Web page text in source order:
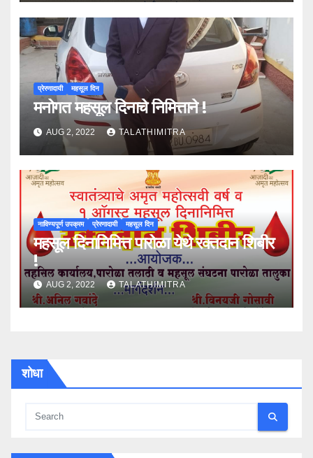
प्रेरणादायी महसूल दिन
मनोगत महसूल दिनाचे निमित्ताने !
AUG 2, 2022 TALATHIMITRA
नाविण्यपूर्ण उपक्रम प्रेरणादायी महसूल दिन
महसूल दिनानिमित्त पारोळा येथे रक्तदान शिबीर
!
AUG 2, 2022 TALATHIMITRA
शोधा